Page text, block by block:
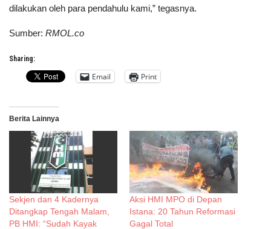
dilakukan oleh para pendahulu kami,” tegasnya.
Sumber: RMOL.co
Sharing:
Email Print
Berita Lainnya
Sekjen dan 4 Kadernya
Ditangkap Tengah Malam,
PB HMI: “Sudah Kayak
Aksi HMI MPO di Depan
Istana: 20 Tahun Reformasi
Gagal Total